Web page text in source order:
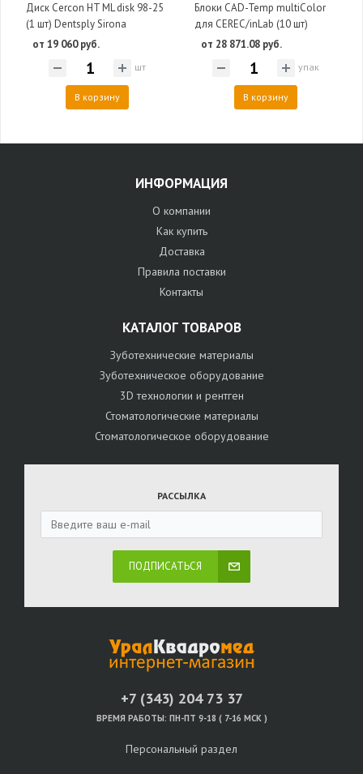
Диск Cercon HT ML disk 98-25
(1 шт) Dentsply Sirona
от 19 060 руб.
шт
В корзину
Блоки CAD-Temp multiColor
для CEREC/inLab (10 шт)
от 28 871.08 руб.
упак
В корзину
ИНФОРМАЦИЯ
О компании
Как купить
Доставка
Правила поставки
Контакты
КАТАЛОГ ТОВАРОВ
Зуботехнические материалы
Зуботехническое оборудование
3D технологии и рентген
Стоматологические материалы
Стоматологическое оборудование
РАССЫЛКА
ПОДПИСАТЬСЯ
+7 (343) 204 73 37
ВРЕМЯ РАБОТЫ: ПН-ПТ 9-18 ( 7-16 МСК )
Персональный раздел